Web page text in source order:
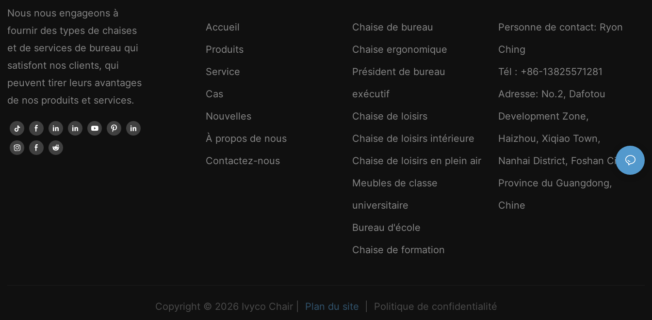
Nous nous engageons à
fournir des types de chaises
et de services de bureau qui
satisfont nos clients, qui
peuvent tirer leurs avantages
de nos produits et services.
Accueil
Produits
Service
Cas
Nouvelles
À propos de nous
Contactez-nous
Chaise de bureau
Chaise ergonomique
Président de bureau
exécutif
Chaise de loisirs
Chaise de loisirs intérieure
Chaise de loisirs en plein air
Meubles de classe
universitaire
Bureau d'école
Chaise de formation
Personne de contact: Ryon
Ching
Tél : +86-13825571281
Adresse: No.2, Dafotou
Development Zone,
Haizhou, Xiqiao Town,
Nanhai District, Foshan City,
Province du Guangdong,
Chine
Copyright © 2026 Ivyco Chair | Plan du site Politique de confidentialité